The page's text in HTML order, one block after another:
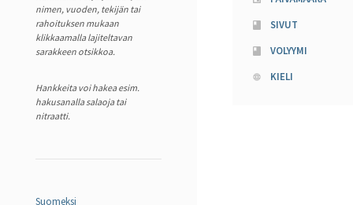
nimen, vuoden, tekijän tai
rahoituksen mukaan
klikkaamalla lajiteltavan
sarakkeen otsikkoa.
Hankkeita voi hakea esim.
hakusanalla salaoja tai
nitraatti.
Suomeksi
SIVUT
VOLYYMI
KIELI